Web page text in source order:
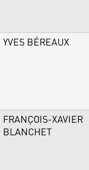
YVES BÉREAUX
FRANÇOIS-XAVIER
BLANCHET